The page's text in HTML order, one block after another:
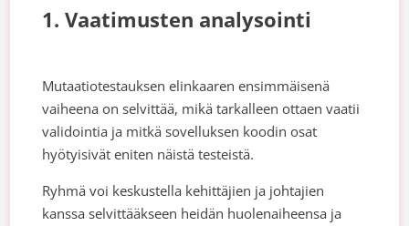
1. Vaatimusten analysointi
Mutaatiotestauksen elinkaaren ensimmäisenä
vaiheena on selvittää, mikä tarkalleen ottaen vaatii
validointia ja mitkä sovelluksen koodin osat
hyötyisivät eniten näistä testeistä.
Ryhmä voi keskustella kehittäjien ja johtajien
kanssa selvittääkseen heidän huolenaiheensa ja